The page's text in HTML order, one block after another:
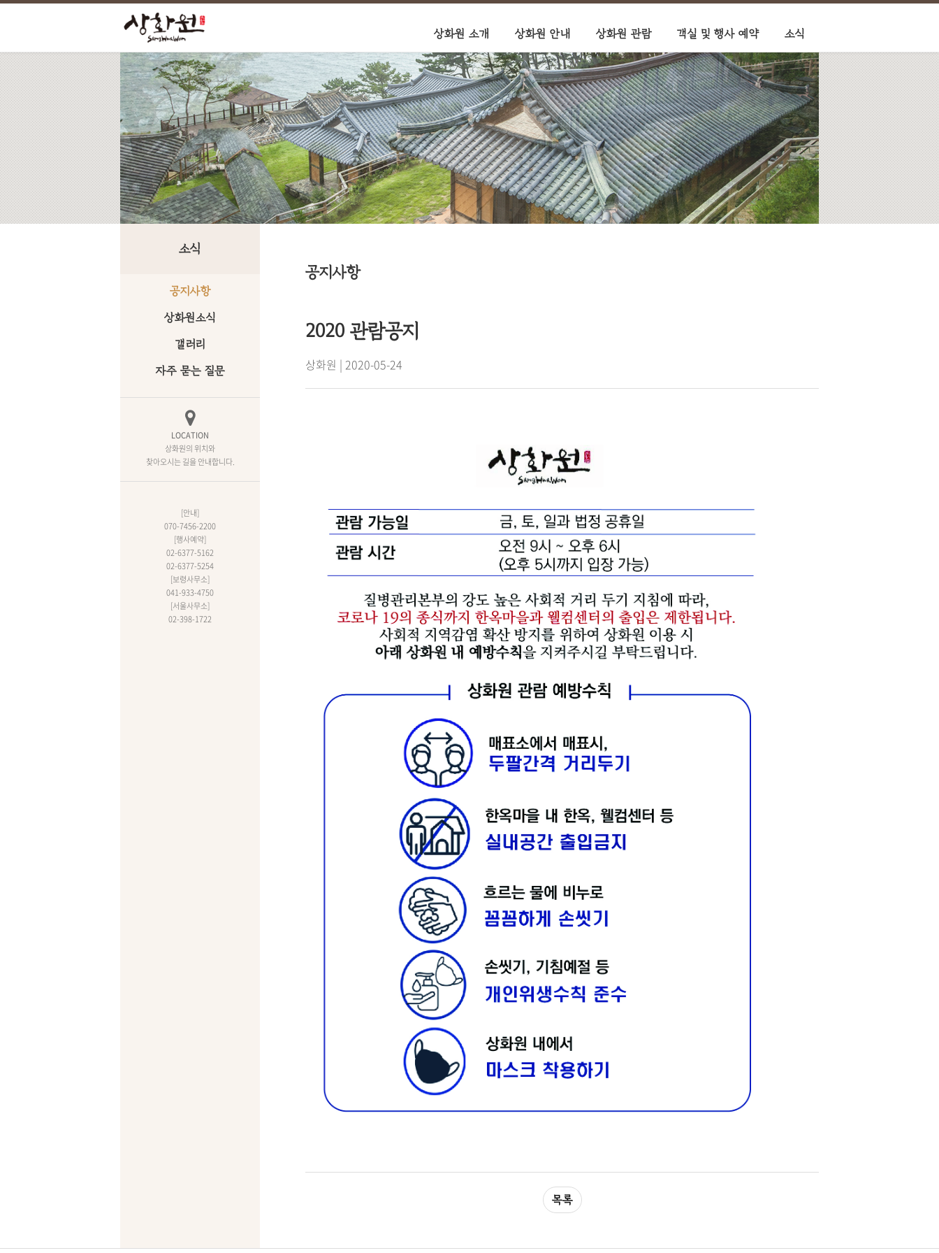
상화원 소개 상화원 안내 상화원 관람 객실 및 행사 예약 소식
소식
공지사항
상화원소식
갤러리
자주 묻는 질문
LOCATION
상화원의 위치와
찾아오시는 길을 안내합니다.
[안내]
070-7456-2200
[행사예약]
02-6377-5162
02-6377-5254
[보령사무소]
041-933-4750
[서울사무소]
02-398-1722
공지사항
2020 관람공지
상화원 | 2020-05-24